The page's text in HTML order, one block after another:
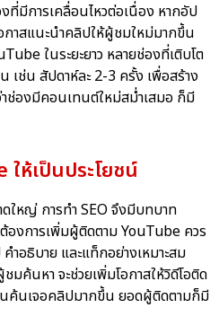
มีการเคลื่อนไหวต่อเนื่อง หากอัป
อกาสแนะนำคลิปให้ผู้ชมใหม่มากขึ้น
ในระยะยาว หลายช่องที่เติบโต
เช่น สัปดาห์ละ 2-3 ครั้ง เพื่อสร้าง
ช่องมีคอนเทนต์ใหม่สม่ำเสมอ ก็มี
ให้เป็นประโยชน์
ใหญ่ การทำ SEO จึงมีบทบาท
องการเพิ่มผู้ติดตาม YouTube ควร
ำอธิบาย และแท็กอย่างเหมาะสม
ค้นหา จะช่วยเพิ่มโอกาสให้วิดีโอติด
ค้นเจอคลิปมากขึ้น ยอดผู้ติดตามก็มี